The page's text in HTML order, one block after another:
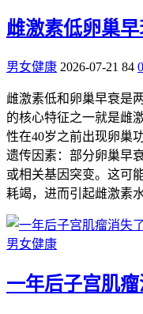
雌激素低卵巢早
男女健康 2026-07-21 84 0
雌激素低和卵巢早衰是
的核心特征之一就是雌
性在40岁之前出现卵巢
遗传因素：部分卵巢早
或相关基因突变。这可
耗竭，进而引起雌激素
男女健康
一年后子宫肌